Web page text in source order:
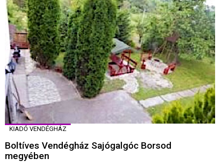
KIADÓ VENDÉGHÁZ
Boltíves Vendégház Sajógalgóc Borsod
megyében